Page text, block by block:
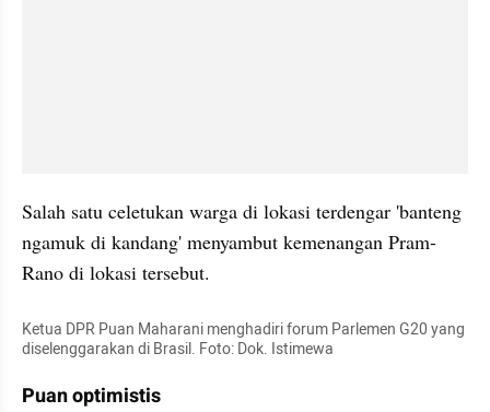
Salah satu celetukan warga di lokasi terdengar 'banteng
ngamuk di kandang' menyambut kemenangan Pram-
Rano di lokasi tersebut.
Ketua DPR Puan Maharani menghadiri forum Parlemen G20 yang
diselenggarakan di Brasil. Foto: Dok. Istimewa
Puan optimistis